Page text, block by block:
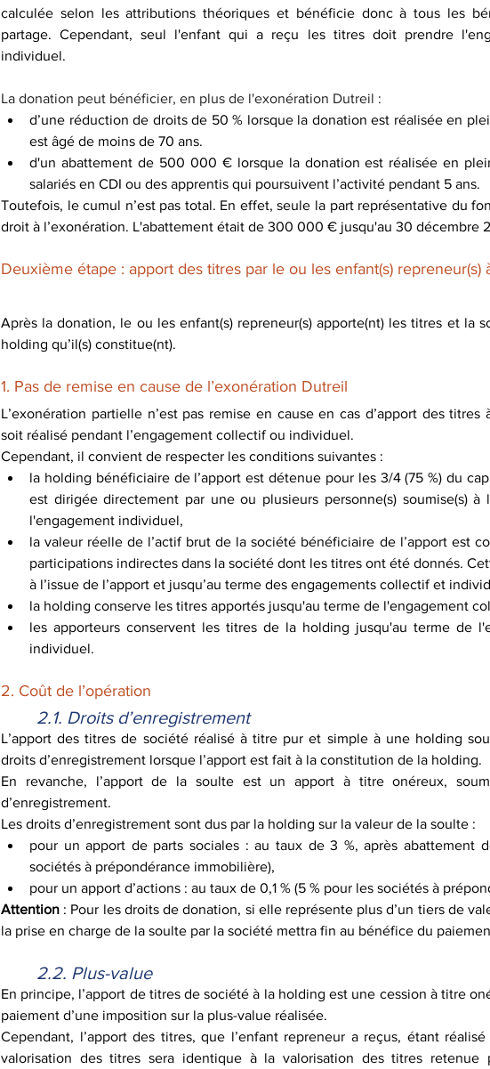
calculée selon les attributions théoriques et bénéficie donc à tous les
partage. Cependant, seul l'enfant qui a reçu les titres doit prendre
individuel.
La donation peut bénéficier, en plus de l'exonération Dutreil :
d’une réduction de droits de 50 % lorsque la donation est réalisée en
est âgé de moins de 70 ans.
d'un abattement de 500 000 € lorsque la donation est réalisée en
salariés en CDI ou des apprentis qui poursuivent l’activité pendant 5 ans.
Toutefois, le cumul n’est pas total. En effet, seule la part représentative du
droit à l’exonération. L'abattement était de 300 000 € jusqu'au 30 décembre
Deuxième étape : apport des titres par le ou les enfant(s)
Après la donation, le ou les enfant(s) repreneur(s) apporte(nt) les titres et la
holding qu’il(s) constitue(nt).
1. Pas de remise en cause de l’exonération Dutreil
L’exonération partielle n’est pas remise en cause en cas d’apport des
soit réalisé pendant l’engagement collectif ou individuel.
Cependant, il convient de respecter les conditions suivantes :
la holding bénéficiaire de l’apport est détenue pour les 3/4 (75 %) du
est dirigée directement par une ou plusieurs personne(s) soumise(s)
l'engagement individuel,
la valeur réelle de l’actif brut de la société bénéficiaire de l’apport est
participations indirectes dans la société dont les titres ont été donnés.
à l’issue de l’apport et jusqu’au terme des engagements collectif et
la holding conserve les titres apportés jusqu'au terme de l'engagement
les apporteurs conservent les titres de la holding jusqu'au terme de
individuel.
2. Coût de l’opération
2.1. Droits d’enregistrement
L’apport des titres de société réalisé à titre pur et simple à une holding
droits d’enregistrement lorsque l’apport est fait à la constitution de la holding.
En revanche, l’apport de la soulte est un apport à titre onéreux,
d’enregistrement.
Les droits d’enregistrement sont dus par la holding sur la valeur de la soulte :
pour un apport de parts sociales : au taux de 3 %, après abattement
sociétés à prépondérance immobilière),
pour un apport d’actions : au taux de 0,1 % (5 % pour les sociétés à
Attention : Pour les droits de donation, si elle représente plus d’un tiers de
la prise en charge de la soulte par la société mettra fin au bénéfice du
2.2. Plus-value
En principe, l’apport de titres de société à la holding est une cession à titre
paiement d’une imposition sur la plus-value réalisée.
Cependant, l’apport des titres, que l’enfant repreneur a reçus, étant
valorisation des titres sera identique à la valorisation des titres retenue